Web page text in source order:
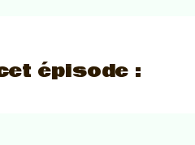
épisode :